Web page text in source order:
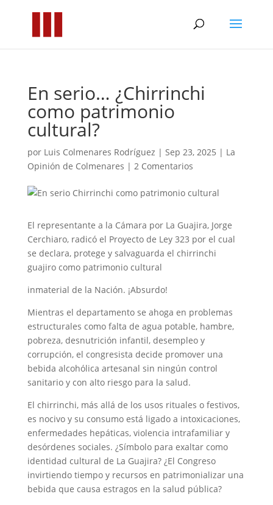
En serio… ¿Chirrinchi
como patrimonio
cultural?
por Luis Colmenares Rodríguez | Sep 23, 2025 | La
Opinión de Colmenares | 2 Comentarios
El representante a la Cámara por La Guajira, Jorge
Cerchiaro, radicó el Proyecto de Ley 323 por el cual
se declara, protege y salvaguarda el chirrinchi
guajiro como patrimonio cultural
inmaterial de la Nación. ¡Absurdo!
Mientras el departamento se ahoga en problemas
estructurales como falta de agua potable, hambre,
pobreza, desnutrición infantil, desempleo y
corrupción, el congresista decide promover una
bebida alcohólica artesanal sin ningún control
sanitario y con alto riesgo para la salud.
El chirrinchi, más allá de los usos rituales o festivos,
es nocivo y su consumo está ligado a intoxicaciones,
enfermedades hepáticas, violencia intrafamiliar y
desórdenes sociales. ¿Símbolo para exaltar como
identidad cultural de La Guajira? ¿El Congreso
invirtiendo tiempo y recursos en patrimonializar una
bebida que causa estragos en la salud pública?